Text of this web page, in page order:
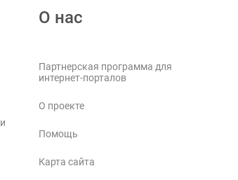
О нас
Партнерская программа для
интернет-порталов
О проекте
Помощь
Карта сайта